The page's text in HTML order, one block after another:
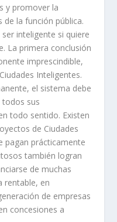
y promover la
de la función pública.
inteligente si quiere
La primera conclusión
imprescindible,
Inteligentes.
el sistema debe
todos sus
todo sentido. Existen
de Ciudades
pagan prácticamente
también logran
de muchas
rentable, en
de empresas
concesiones a